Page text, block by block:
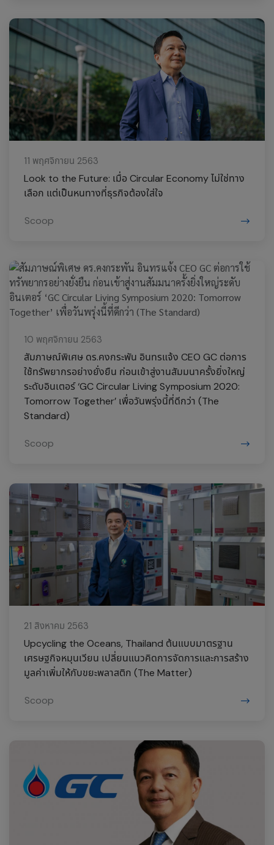
11 พฤศจิกายน 2563
Look to the Future: เมื่อ Circular Economy ไม่ใช่ทาง
เลือก แต่เป็นหนทางที่ธุรกิจต้องใส่ใจ
Scoop
10 พฤศจิกายน 2563
สัมภาษณ์พิเศษ ดร.คงกระพัน อินทรแจ้ง CEO GC ต่อการ
ใช้ทรัพยากรอย่างยั่งยืน ก่อนเข้าสู่งานสัมมนาครั้งยิ่งใหญ่
ระดับอินเตอร์ ‘GC Circular Living Symposium 2020:
Tomorrow Together’ เพื่อวันพรุ่งนี้ที่ดีกว่า (The
Standard)
Scoop
21 สิงหาคม 2563
Upcycling the Oceans, Thailand ต้นแบบมาตรฐาน
เศรษฐกิจหมุนเวียน เปลี่ยนแนวคิดการจัดการและการสร้าง
มูลค่าเพิ่มให้กับขยะพลาสติก (The Matter)
Scoop